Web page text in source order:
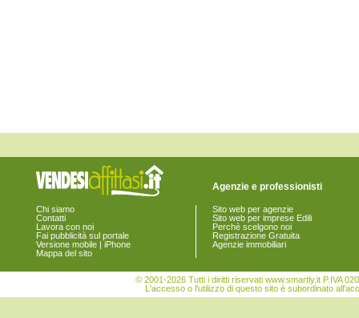
Porto Sant'Elpidio
Santa Vittoria in Matenano
Servigliano
Torre San Patrizio
Chi siamo
Contatti
Lavora con noi
Fai pubblicità sul portale
Versione mobile | iPhone
Mappa del sito
Agenzie e professionisti
Sito web per agenzie
Sito web per imprese Edili
Perchè scelgono noi
Registrazione Gratuita
Agenzie immobiliari
© 2001-2026 Tutti i diritti riservati www.smartly.it P.IVA
L'accesso o l'utilizzo di questo sito è subordinato